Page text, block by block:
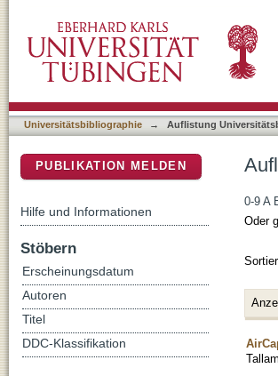
Universitätsbibliographie → Auflistung
0-9 A
Oder
PUBLIKATION MELDEN
Hilfe und Informationen
Stöbern
Erscheinungsdatum
Autoren
Titel
DDC-Klassifikation